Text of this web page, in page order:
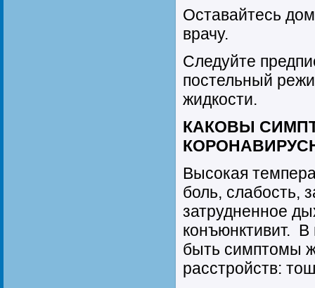
Оставайтесь
врачу.
Следуйте
постельный
жидкости.
КАКОВЫ
Высокая
боль, слабость,
затрудненное
конъюнктивит. В
быть симптомы
расстройств: